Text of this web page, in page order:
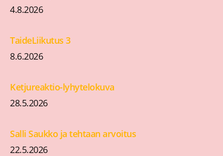
4.8.2026
TaideLiikutus 3
8.6.2026
Ketjureaktio-lyhytelokuva
28.5.2026
Salli Saukko ja tehtaan arvoitus
22.5.2026